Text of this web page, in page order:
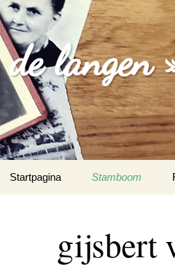
de langen
naar
Startpagina Stamboom
gijsbert